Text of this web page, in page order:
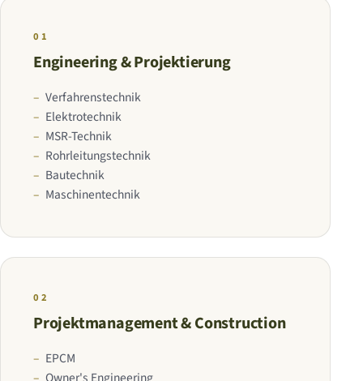
01
Engineering & Projektierung
Verfahrenstechnik
Elektrotechnik
MSR-Technik
Rohrleitungstechnik
Bautechnik
Maschinentechnik
02
Projektmanagement & Construction
EPCM